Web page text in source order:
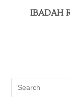
IBADAH